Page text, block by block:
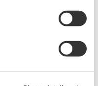
en periodiek
Het pakket
en loop